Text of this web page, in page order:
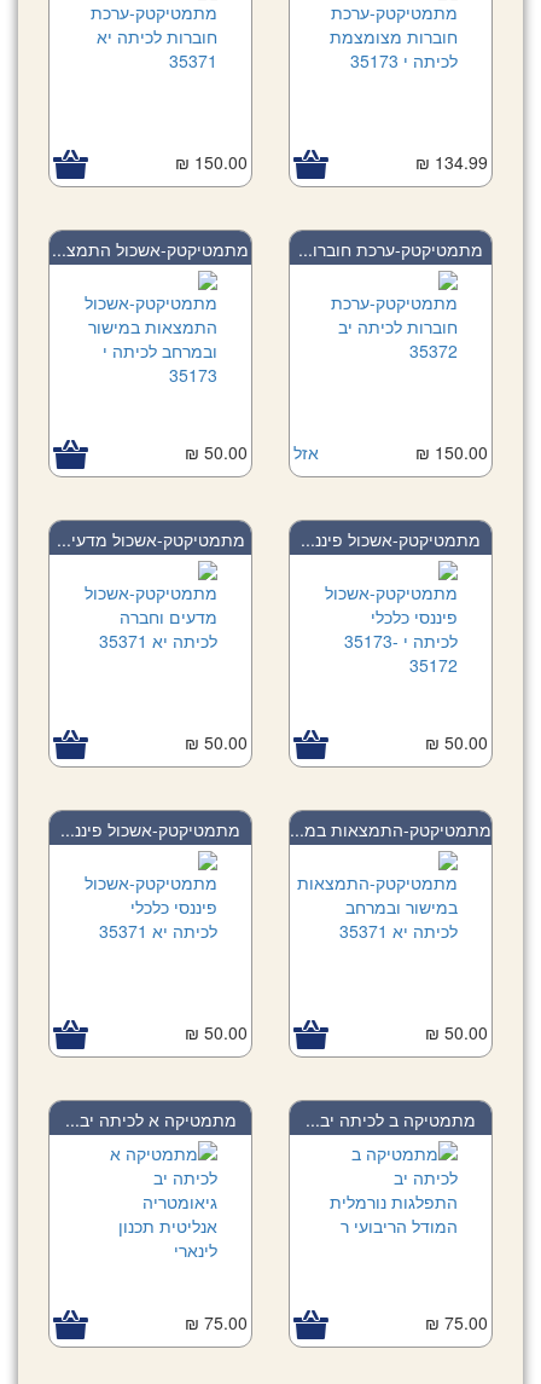
134.99 ₪
150.00 ₪
מתמטיקטק-ערכת חוברו...
אזל 150.00 ₪
מתמטיקטק-אשכול התמצ...
50.00 ₪
מתמטיקטק-אשכול פיננ...
50.00 ₪
מתמטיקטק-אשכול מדעי...
50.00 ₪
מתמטיקטק-התמצאות במ...
50.00 ₪
מתמטיקטק-אשכול פיננ...
50.00 ₪
מתמטיקה ב לכיתה יב...
75.00 ₪
מתמטיקה א לכיתה יב...
75.00 ₪